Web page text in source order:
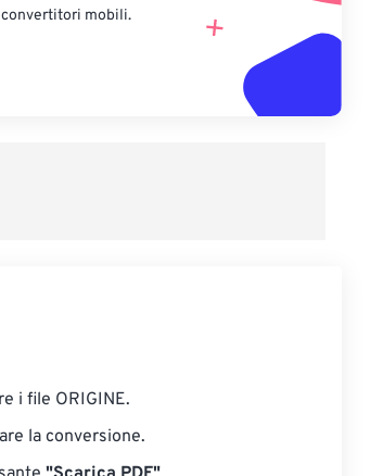
convertitori mobili.
i file ORIGINE.
la conversione.